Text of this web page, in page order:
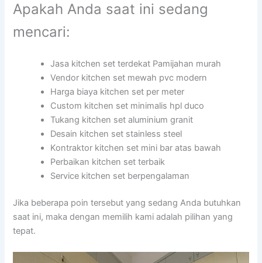
Apakah Anda saat ini sedang
mencari:
Jasa kitchen set terdekat Pamijahan murah
Vendor kitchen set mewah pvc modern
Harga biaya kitchen set per meter
Custom kitchen set minimalis hpl duco
Tukang kitchen set aluminium granit
Desain kitchen set stainless steel
Kontraktor kitchen set mini bar atas bawah
Perbaikan kitchen set terbaik
Service kitchen set berpengalaman
Jika beberapa poin tersebut yang sedang Anda butuhkan
saat ini, maka dengan memilih kami adalah pilihan yang
tepat.